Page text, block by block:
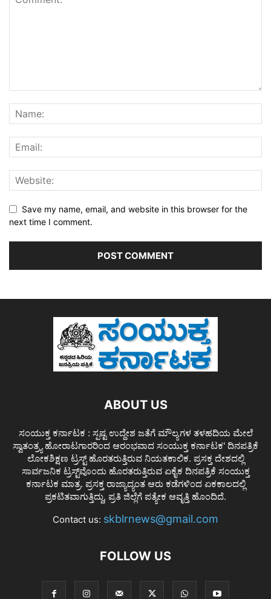
Save my name, email, and website in this browser for the
next time I comment.
ABOUT US
ಸಂಯುಕ್ತ ಕರ್ನಾಟಕ : ಸ್ಪಷ್ಟ ಉದ್ದೇಶ ಜತೆಗೆ ಮೌಲ್ಯಗಳ ತಳಹದಿಯ ಮೇಲೆ
ಸ್ವಾತಂತ್ರ್ಯ ಹೋರಾಟಗಾರರಿಂದ ಆರಂಭವಾದ ಸಂಯುಕ್ತ ಕರ್ನಾಟಕ' ದಿನಪತ್ರಿಕೆ
ಲೋಕಶಿಕ್ಷಣ ಟ್ರಸ್ಟ್ ಹೊರತರುತ್ತಿರುವ ನಿಯತಕಾಲಿಕ. ಪ್ರಸಕ್ತ ದೇಶದಲ್ಲಿ
ಸಾರ್ವಜನಿಕ ಟ್ರಸ್ಟ್‌ವೊಂದು ಹೊರತರುತ್ತಿರುವ ಏಕೈಕ ದಿನಪತ್ರಿಕೆ ಸಂಯುಕ್ತ
ಕರ್ನಾಟಕ ಮಾತ್ರ. ಪ್ರಸಕ್ತ ರಾಜ್ಯಾದ್ಯಂತ ಆರು ಕಡೆಗಳಿಂದ ಏಕಕಾಲದಲ್ಲಿ
ಪ್ರಕಟಿತವಾಗುತ್ತಿದ್ದು, ಪ್ರತಿ ಜಿಲ್ಲೆಗೆ ಪತ್ಯೇಕ ಆವೃತ್ತಿ ಹೊಂದಿದೆ.
Contact us: skblrnews@gmail.com
FOLLOW US